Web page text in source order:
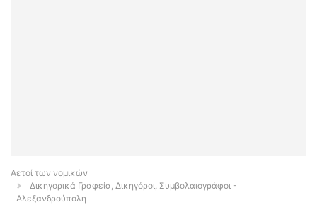
Αετοί των νομικών
Δικηγορικά Γραφεία, Δικηγόροι, Συμβολαιογράφοι -
Αλεξανδρούπολη